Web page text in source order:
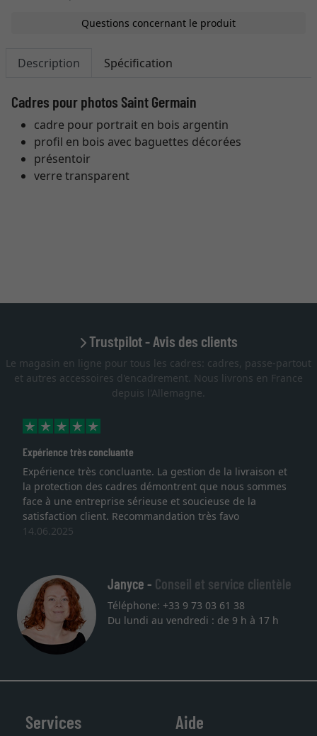
Questions concernant le produit
Description Spécification
Cadres pour photos Saint Germain
cadre pour portrait en bois argentin
profil en bois avec baguettes décorées
présentoir
verre transparent
Trustpilot - Avis des clients
Le magasin en ligne pour tous les cadres: cadres, passe-partout
et autres accessoires d'encadrement. Nous livrons en France
depuis l'Allemagne.
Expérience très concluante
Expérience très concluante. La gestion de la livraison et
la protection des cadres démontrent que nous sommes
face à une entreprise sérieuse et soucieuse de la
satisfaction client. Recommandation très favo
14.06.2025
Janyce - Conseil et service clientèle
Téléphone: +33 9 73 03 61 38
Du lundi au vendredi : de 9 h à 17 h
Services Aide